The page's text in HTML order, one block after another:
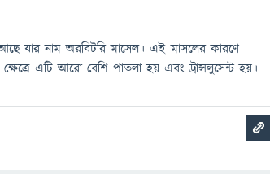
যার নাম অরবিটরি মাসেল। এই মাসলের কারণে
এটি আরো বেশি পাতলা হয় এবং ট্রান্সলুসেন্ট হয়।